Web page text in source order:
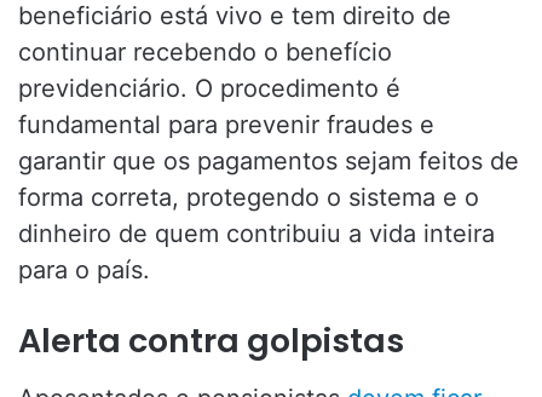
beneficiário está vivo e tem direito de
continuar recebendo o benefício
previdenciário. O procedimento é
fundamental para prevenir fraudes e
garantir que os pagamentos sejam feitos de
forma correta, protegendo o sistema e o
dinheiro de quem contribuiu a vida inteira
para o país.
Alerta contra golpistas